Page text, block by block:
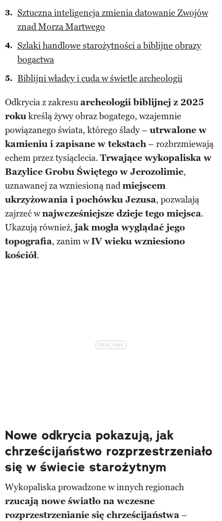
Sztuczna inteligencja zmienia datowanie Zwojów
znad Morza Martwego
Szlaki handlowe starożytności a biblijne obrazy
bogactwa
Biblijni władcy i cuda w świetle archeologii
Odkrycia z zakresuarcheologii biblijnej z 2025
rokukreślą żywy obraz bogatego, wzajemnie
powiązanego świata, którego ślady – utrwalone w
kamieniu i zapisane w tekstach– rozbrzmiewają
echem przez tysiąclecia. Trwające wykopaliska w
Bazylice Grobu Świętego w Jerozolimie,
uznawanej za wzniesioną nadmiejscem
ukrzyżowania i pochówku Jezusa, pozwalają
zajrzeć wnajwcześniejsze dzieje tego miejsca.
Ukazują również, jak mogła wyglądać jego
topografia, zanim wIV wieku wzniesiono
kościół.
Nowe odkrycia pokazują, jak
chrześcijaństwo rozprzestrzeniało
się w świecie starożytnym
Wykopaliska prowadzone w innych regionach
rzucają nowe światło na wczesne
rozprzestrzenianie się chrześcijaństwa–